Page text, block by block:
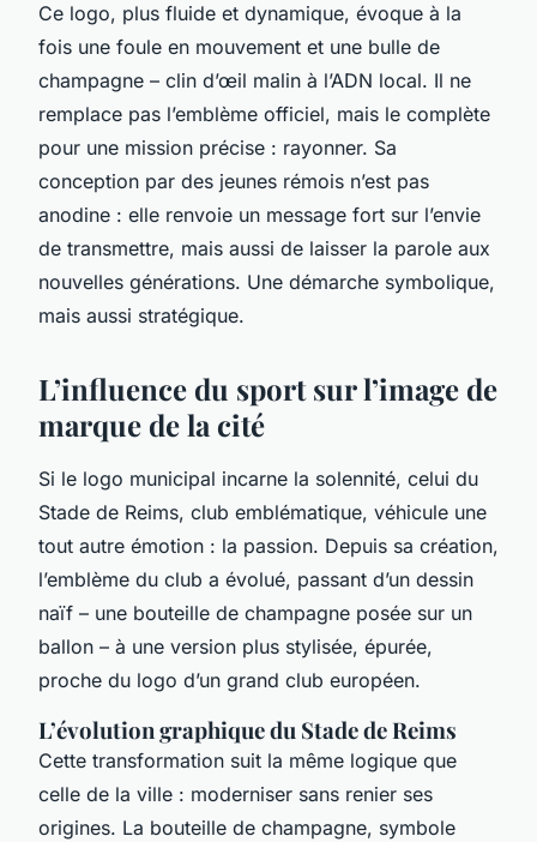
Ce logo, plus fluide et dynamique, évoque à la
fois une foule en mouvement et une bulle de
champagne – clin d’œil malin à l’ADN local. Il ne
remplace pas l’emblème officiel, mais le complète
pour une mission précise : rayonner. Sa
conception par des jeunes rémois n’est pas
anodine : elle renvoie un message fort sur l’envie
de transmettre, mais aussi de laisser la parole aux
nouvelles générations. Une démarche symbolique,
mais aussi stratégique.
L’influence du sport sur l’image de
marque de la cité
Si le logo municipal incarne la solennité, celui du
Stade de Reims, club emblématique, véhicule une
tout autre émotion : la passion. Depuis sa création,
l’emblème du club a évolué, passant d’un dessin
naïf – une bouteille de champagne posée sur un
ballon – à une version plus stylisée, épurée,
proche du logo d’un grand club européen.
L’évolution graphique du Stade de Reims
Cette transformation suit la même logique que
celle de la ville : moderniser sans renier ses
origines. La bouteille de champagne, symbole